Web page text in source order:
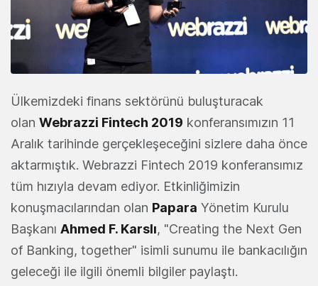
Ülkemizdeki finans sektörünü buluşturacak
olan Webrazzi Fintech 2019 konferansımızın 11
Aralık tarihinde gerçekleşeceğini sizlere daha önce
aktarmıştık. Webrazzi Fintech 2019 konferansımız
tüm hızıyla devam ediyor. Etkinliğimizin
konuşmacılarından olan Papara Yönetim Kurulu
Başkanı Ahmed F. Karslı, "Creating the Next Gen
of Banking, together" isimli sunumu ile bankacılığın
geleceği ile ilgili önemli bilgiler paylaştı.